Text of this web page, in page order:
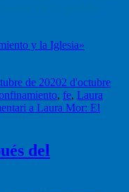
y la Iglesia»
de 20202 d'octubre
, fe, Laura
a Laura Mor: El
del